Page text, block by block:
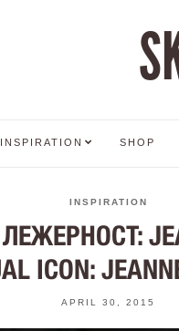
INSPIRATION SHOP
INSPIRATION
ICON:
APRIL 30, 2015